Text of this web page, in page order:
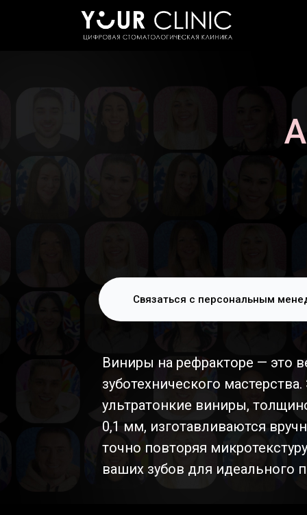
Связаться с персональным
Виниры на рефракторе — это
зуботехнического мастерства.
ультратонкие виниры,
0,1 мм, изготавливаются
точно повторяя
ваших зубов для идеального